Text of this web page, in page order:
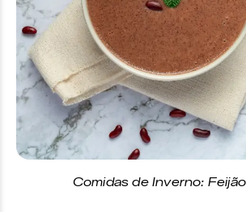
Comidas de Inverno: